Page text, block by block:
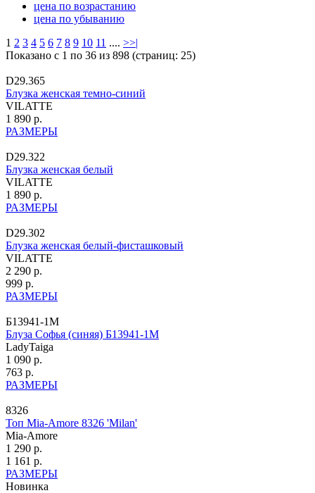
цена по возрастанию
цена по убыванию
1 2 3 4 5 6 7 8 9 10 11 .... >>|
Показано с 1 по 36 из 898 (страниц: 25)
D29.365
Блузка женская темно-синий
VILATTE
1 890 р.
РАЗМЕРЫ
D29.322
Блузка женская белый
VILATTE
1 890 р.
РАЗМЕРЫ
D29.302
Блузка женская белый-фисташковый
VILATTE
2 290 р.
999 р.
РАЗМЕРЫ
Б13941-1М
Блуза Софья (синяя) Б13941-1М
LadyTaiga
1 090 р.
763 р.
РАЗМЕРЫ
8326
Топ Mia-Amore 8326 'Milan'
Mia-Amore
1 290 р.
1 161 р.
РАЗМЕРЫ
Новинка